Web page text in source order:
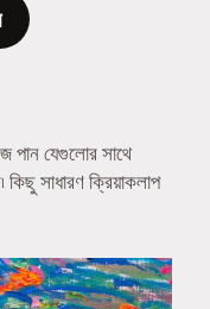
যেগুলোর সাথে
সাধারণ ক্রিয়াকলাপ